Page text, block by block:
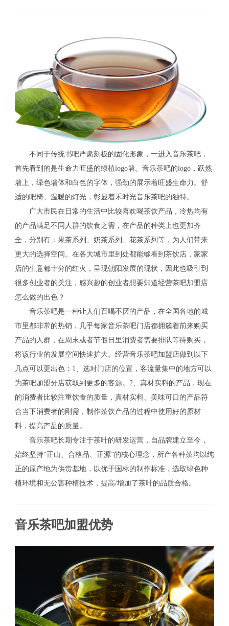
不同于传统书吧严肃刻板的固化形象，一进入音乐茶吧，
首先看到的是生命力旺盛的绿植logo墙。音乐茶吧的logo，跃然
墙上，绿色墙体和白色的字体，强劲的展示着旺盛生命力。舒
适的吧椅、温暖的灯光，彰显着禾时光音乐茶吧的独特。
广大市民在日常的生活中比较喜欢喝茶饮产品，冷热均有
的产品满足不同人群的饮食之需，在产品的种类上也更加齐
全，分别有：果茶系列、奶茶系列、花茶系列等，为人们带来
更大的选择空间。在各大城市里到处都能够看到茶饮店，家家
店的生意都十分的红火，呈现朝阳发展的现状，因此也吸引到
很多创业者的关注，感兴趣的创业者想要知道经营茶吧加盟店
怎么做的出色？
音乐茶吧是一种让人们百喝不厌的产品，在全国各地的城
市里都非常的热销，几乎每家音乐茶吧门店都拥簇着前来购买
产品的人群，在周末或者节假日里消费者需要排队等待购买，
将该行业的发展空间快速扩大。经营音乐茶吧加盟店做到以下
几点可以更出色：1、选对门店的位置，客流量集中的地方可以
为茶吧加盟分店获取到更多的客源。2、真材实料的产品，现在
的消费者比较注重饮食的质量，真材实料、美味可口的产品符
合当下消费者的刚需，制作茶饮产品的过程中使用好的原材
料，提高产品的质量。
音乐茶吧长期专注于茶叶的研发运营，自品牌建立至今，
始终坚持“正山、合格品、正源”的核心理念，所产各种茶均以纯
正的原产地为供货基地，以优于国标的制作标准，选取绿色种
植环境和无公害种植技术，提高/增加了茶叶的品质合格。
音乐茶吧加盟优势